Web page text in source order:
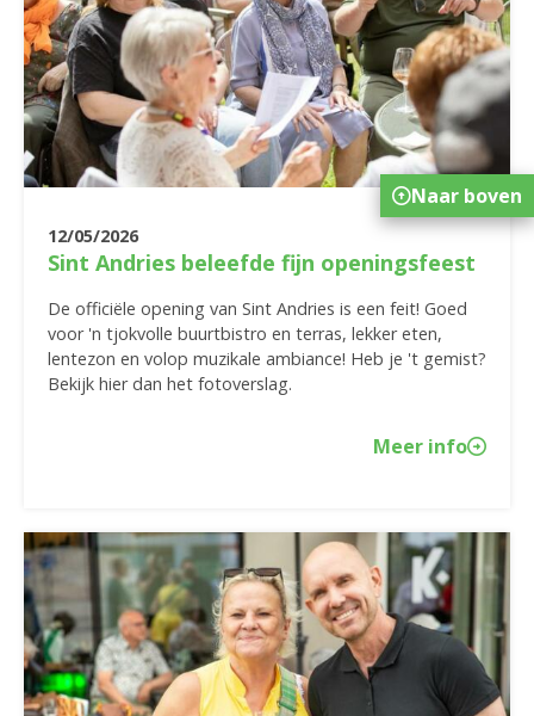
12/05/2026
Sint Andries beleefde fijn openingsfeest
De officiële opening van Sint Andries is een feit! Goed
voor 'n tjokvolle buurtbistro en terras, lekker eten,
lentezon en volop muzikale ambiance! Heb je 't gemist?
Bekijk hier dan het fotoverslag.
Meer info
Naar boven